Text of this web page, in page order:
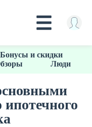
Бонусы и скидки
Люди
ипотечного